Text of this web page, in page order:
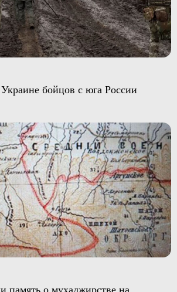
бойцов с юга России
память о мухаджирстве на